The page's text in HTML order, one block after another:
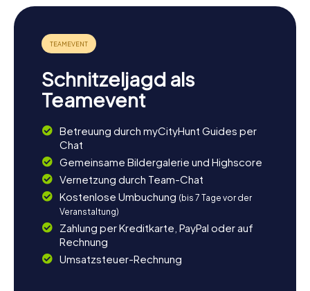
nahegelegene PortAventura World, eines der größten
Freizeitresorts in Europa, das mit aufregenden
Fahrgeschäften und Shows begeistert. Für
Golfbegeisterte bietet der Lumine Mediterranea Strand
Blick auf das Mittelmeer. Und wenn ihr noch mehr von der
katalanischen Kultur erleben möchtet, plant euren Besuch
so, dass ihr an einem der vielen lokalen Feste teilnehmen
Egal, ob ihr euch für Geschichte, Kultur oder einfach nur
Entspannung interessiert, Salou hat für jeden etwas zu
bieten.
Schnitzeljagd als
Teamevent
Betreuung durch myCityHunt Guides per
Chat
Gemeinsame Bildergalerie und Highscore
Vernetzung durch Team-Chat
Kostenlose Umbuchung (bis 7 Tage vor der
Veranstaltung)
Zahlung per Kreditkarte, PayPal oder auf
Rechnung
Umsatzsteuer-Rechnung